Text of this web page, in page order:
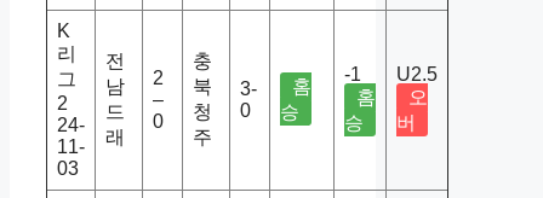
K
리
그
2
24-
11-
03
전
남
드
래
2
–
0
충
북
청
주
3-
0
홈
승
-1
홈
승
U2.5
오
버